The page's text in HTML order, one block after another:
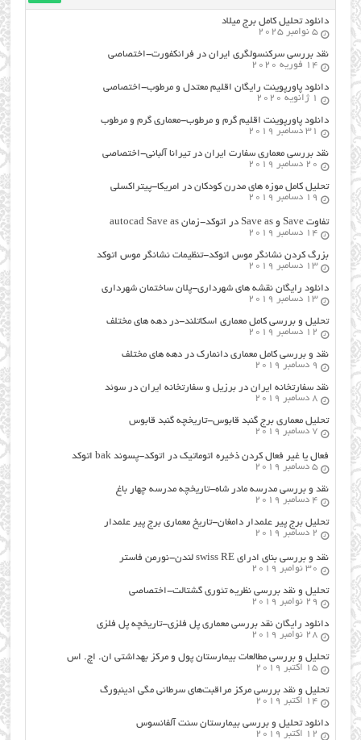
دانلود تحلیل کامل برج میلاد
5 نوامبر 2025
نقد بررسی سرکنسولگری ایران در فرانکفورت-اختصاصی
14 فوریه 2020
دانلود پاورپوینت رایگان اقلیم معتدل و مرطوب-اختصاصی
1 ژانویه 2020
دانلود پاورپوینت اقلیم گرم و مرطوب-معماری گرم و مرطوب
31 دسامبر 2019
نقد بررسی معماری سفارت ایران در تیرانا آلبانی-اختصاصی
20 دسامبر 2019
تحلیل کامل موزه های مدرن کودکان در امریکا-پیتراکسلی
19 دسامبر 2019
تفاوت Save و Save as در اتوکد-زمان autocad Save as
14 دسامبر 2019
بزرگ کردن نشانگر موس اتوکد-تنظیمات نشانگر موس اتوکد
13 دسامبر 2019
دانلود رایگان نقشه های شهرداری-پلان ساختمان شهرداری
13 دسامبر 2019
تحلیل و بررسی کامل معماری اسکاتلند-در دهه های مختلف
12 دسامبر 2019
نقد و بررسی کامل معماری دانمارک در دهه های مختلف
9 دسامبر 2019
نقد سفارتخانه ایران در برزیل و سفارتخانه ایران در سوئد
8 دسامبر 2019
تحلیل معماری برج گنبد قابوس-تاریخچه گنبد قابوس
7 دسامبر 2019
فعال یا غیر فعال کردن ذخیره اتوماتیک در اتوکد-پسوند bak اتوکد
5 دسامبر 2019
نقد و بررسی مدرسه مادر شاه-تاریخچه مدرسه چهار باغ
4 دسامبر 2019
تحلیل برج پیر علمدار دامغان-تاریخ معماری برج پیر علمدار
2 دسامبر 2019
نقد و بررسی بنای ادرای swiss RE لندن-نورمن فاستر
30 نوامبر 2019
تحلیل و نقد بررسی نظریه تئوری گشتالت-اختصاصی
29 نوامبر 2019
دانلود رایگان نقد بررسی معماری پل فلزی-تاریخچه پل فلزی
28 نوامبر 2019
تحلیل و بررسی مطالعات بیمارستان پول و مرکز بهداشتی ان. اچ. اس
15 اکتبر 2019
تحلیل و نقد بررسی مرکز مراقبت‌های سرطانی مگی ادینبورگ
14 اکتبر 2019
دانلود تحلیل و بررسی بیمارستان سنت آلفانسوس
12 اکتبر 2019